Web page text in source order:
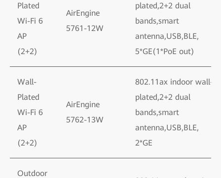
Plated
Wi-Fi 6
AP
(2+2)
AirEngine
5761-12W
plated,2+2 dual
bands,smart
antenna,USB,BLE,
5*GE(1*PoE out)
Wall-
Plated
Wi-Fi 6
AP
(2+2)
AirEngine
5762-13W
802.11ax indoor wall-
plated,2+2 dual
bands,smart
antenna,USB,BLE,
2*GE
Outdoor